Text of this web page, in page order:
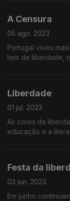
A Censura
05 ago. 2023
Portugal viveu
tem de liberdade,
Liberdade
01 jul. 2023
As cores da
educação e a
Festa da
03 jun. 2023
Em junho